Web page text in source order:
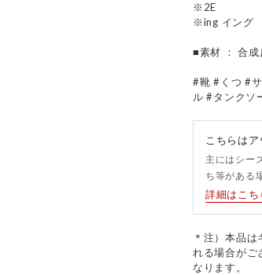
※2E
※ing イング
■素材 ： 合成
#靴 #くつ #
ル #タンクソ
こちらはア
主にはシー
ち等がある
詳細はこち
＊注）本品
れる場合がご
なります。